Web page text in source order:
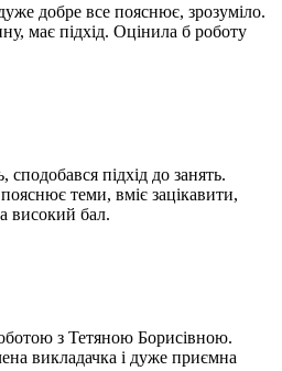
добре все пояснює, зрозуміло.
має підхід. Оцінила б роботу
підхід до занять.
теми, вміє зацікавити,
високий бал.
з Тетяною Борисівною.
викладачка і дуже приємна